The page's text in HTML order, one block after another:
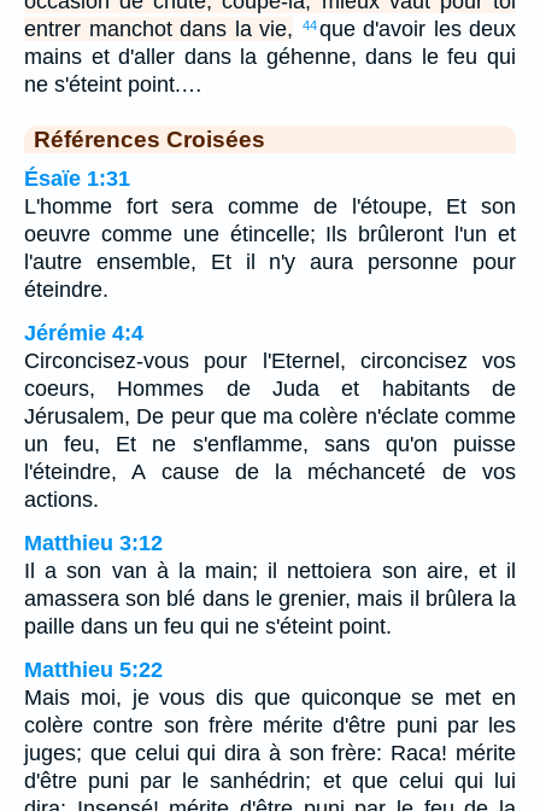
entrer manchot dans la vie,
44 que d'avoir les deux
mains et d'aller dans la géhenne, dans le feu qui
ne s'éteint point.…
Références Croisées
Ésaïe 1:31
L'homme fort sera comme de l'étoupe, Et son
oeuvre comme une étincelle; Ils brûleront l'un et
l'autre ensemble, Et il n'y aura personne pour
éteindre.
Jérémie 4:4
Circoncisez-vous pour l'Eternel, circoncisez vos
coeurs, Hommes de Juda et habitants de
Jérusalem, De peur que ma colère n'éclate comme
un feu, Et ne s'enflamme, sans qu'on puisse
l'éteindre, A cause de la méchanceté de vos
actions.
Matthieu 3:12
Il a son van à la main; il nettoiera son aire, et il
amassera son blé dans le grenier, mais il brûlera la
paille dans un feu qui ne s'éteint point.
Matthieu 5:22
Mais moi, je vous dis que quiconque se met en
colère contre son frère mérite d'être puni par les
juges; que celui qui dira à son frère: Raca! mérite
d'être puni par le sanhédrin; et que celui qui lui